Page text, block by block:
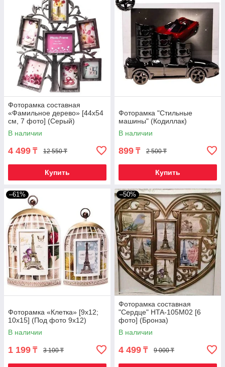
Фоторамка составная
«Фамильное дерево» [44х54
см, 7 фото] (Серый)
В наличии
4 499 ₸ 12 550 ₸
Купить
Фоторамка "Стильные
машины" (Кодиллак)
В наличии
899 ₸ 2 500 ₸
Купить
–61%
Фоторамка «Клетка» [9х12;
10х15] (Под фото 9х12)
В наличии
1 199 ₸ 3 100 ₸
–50%
Фоторамка составная
"Сердце" HTA-105M02 [6
фото] (Бронза)
В наличии
4 499 ₸ 9 000 ₸